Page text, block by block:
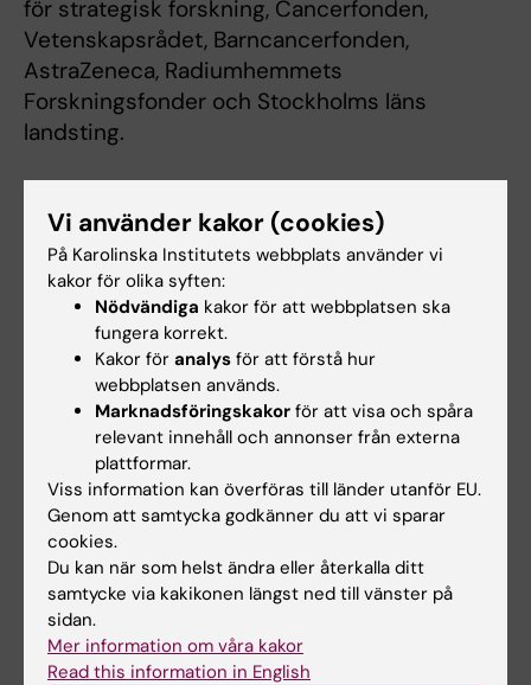
för strategisk forskning, Cancerfonden,
Vetenskapsrådet, Barncancerfonden,
AstraZeneca, Radiumhemmets
Forskningsfonder och Stockholms läns
landsting.
Publikation
SubCellBarCode: Proteome-wide mapping of
protein localization and relocalization
Lukas Minus Orre, Mattias Vesterlund, Yanbo
Pan, Taner Arslan, Yafeng Zhu, Alejandro
Fernandez Woodbridge, Oliver Frings, Erik
Fredlund och Janne Lehtiö.
Molecular Cell online 3 januari 2019.
Tags
Proteomik Cell- och molekylärbiologi
Uppdaterad av:
Webb Admin 2019-01-08
Vi använder kakor (cookies)
På Karolinska Institutets webbplats använder vi
kakor för olika syften:
Nödvändiga kakor för att webbplatsen ska
fungera korrekt.
Kakor för analys för att förstå hur
webbplatsen används.
Marknadsföringskakor för att visa och spåra
relevant innehåll och annonser från externa
plattformar.
Viss information kan överföras till länder utanför EU.
Genom att samtycka godkänner du att vi sparar
cookies.
Du kan när som helst ändra eller återkalla ditt
samtycke via kakikonen längst ned till vänster på
sidan.
Mer information om våra kakor
Read this information in English